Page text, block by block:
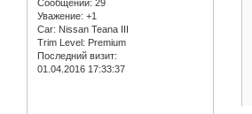
Сообщений: 29
Уважение: +1
Car: Nissan Teana III
Trim Level: Premium
Последний визит:
01.04.2016 17:33:37